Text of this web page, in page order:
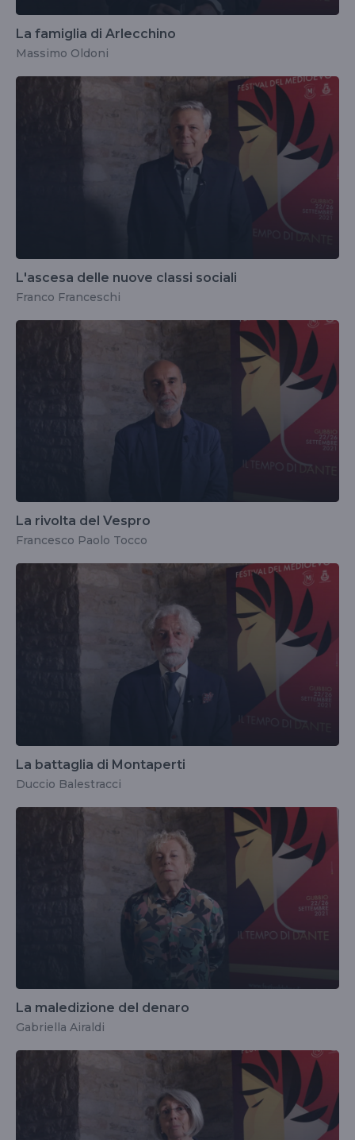
La famiglia di Arlecchino
Massimo Oldoni
L'ascesa delle nuove classi sociali
Franco Franceschi
La rivolta del Vespro
Francesco Paolo Tocco
La battaglia di Montaperti
Duccio Balestracci
La maledizione del denaro
Gabriella Airaldi